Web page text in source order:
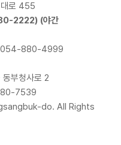
로 455
2222) (야간
054-880-4999
부청사로 2
7539
do. All Rights